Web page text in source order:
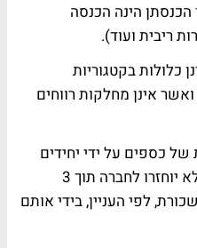
הינה הכנסה
ריבית ועוד).
כלולות בקטגוריות
אינן מחלקות רווחים
כספים על ידי יחידים
בעלי מניות מהחברות שלהן שלא יוחזרו לחברה תוך 3
לפי העניין, בידי אותם